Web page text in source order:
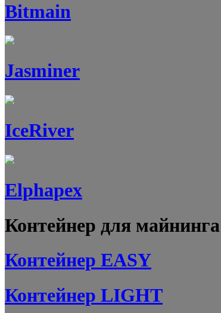
Bitmain
Jasminer
IceRiver
Elphapex
Контейнер для майнинга
Контейнер EASY
Контейнер LIGHT